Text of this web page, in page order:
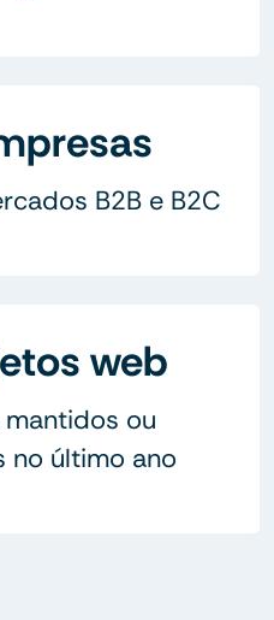
B2B e B2C
web
ou
no último ano